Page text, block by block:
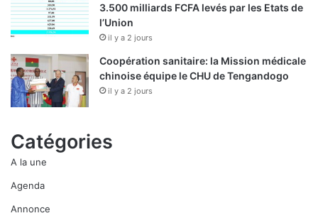
3.500 milliards FCFA levés par les Etats de
l’Union
il y a 2 jours
Coopération sanitaire: la Mission médicale
chinoise équipe le CHU de Tengandogo
il y a 2 jours
Catégories
A la une
Agenda
Annonce